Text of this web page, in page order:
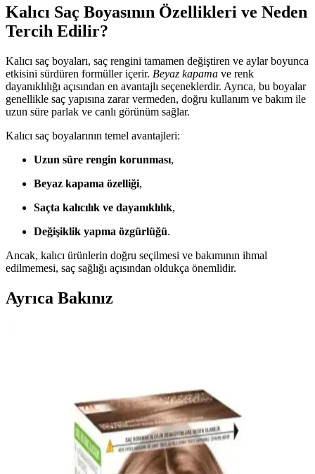
Kalıcı Saç Boyasının Özellikleri ve Neden
Tercih Edilir?
Kalıcı saç boyaları, saç rengini tamamen değiştiren ve aylar boyunca
etkisini sürdüren formüller içerir. Beyaz kapama ve renk
dayanıklılığı açısından en avantajlı seçeneklerdir. Ayrıca, bu boyalar
genellikle saç yapısına zarar vermeden, doğru kullanım ve bakım ile
uzun süre parlak ve canlı görünüm sağlar.
Kalıcı saç boyalarının temel avantajleri:
Uzun süre rengin korunması,
Beyaz kapama özelliği,
Saçta kalıcılık ve dayanıklılık,
Değişiklik yapma özgürlüğü.
Ancak, kalıcı ürünlerin doğru seçilmesi ve bakımının ihmal
edilmemesi, saç sağlığı açısından oldukça önemlidir.
Ayrıca Bakınız
kalıcılık sağlayan özellikleriyle öne çıkar. Kullanıcılar, canlı renk ve
doğal görünümden memnun kalırken, uygulama kolaylığı da dikkat
Erkekler İçin Schwarzkopf Men Perfect 80 Kahve
Siyah Saç Boyası Özellikleri ve Kullanım Rehberi